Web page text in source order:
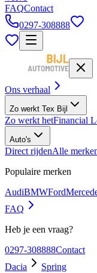
FAQContact
0297-308888
Ons verhaal
Zo werkt Tex Bijl
Zo werkt hetFinancial
Auto's
Direct rijdenAlle
Populaire merken
AudiBMWFord
FAQ
Heb je een vraag?
0297-308888Contact
Dacia
Spring